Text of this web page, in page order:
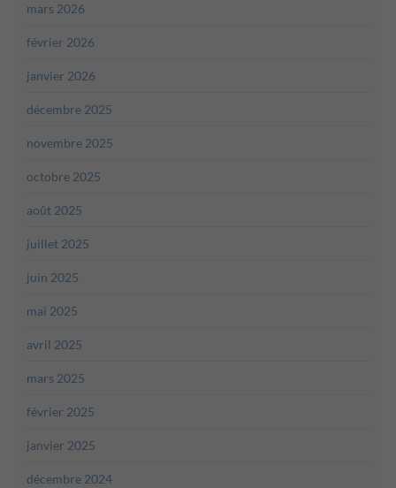
mars 2026
février 2026
janvier 2026
décembre 2025
novembre 2025
octobre 2025
août 2025
juillet 2025
juin 2025
mai 2025
avril 2025
mars 2025
février 2025
janvier 2025
décembre 2024